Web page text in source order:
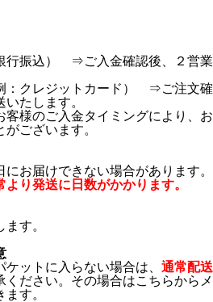
行振込） ⇒ご入金確認後、２営業
：クレジットカード） ⇒ご注文確
たします。
様のご入金タイミングにより、お
ございます。
お届けできない場合があります。
より発送に日数がかかります。
す。
ットに入らない場合は、 通常配送
ください。その場合はこちらからメ
す。